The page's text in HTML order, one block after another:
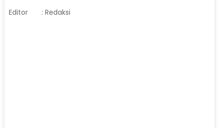
Editor : Redaksi